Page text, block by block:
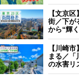
【文京
街／下
から“輝
【川崎
まる／「
の水害リ